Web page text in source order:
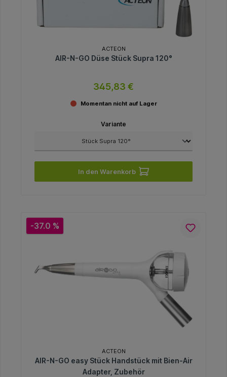
ACTEON
AIR-N-GO Düse Stück Supra 120°
345,83 €
Momentan nicht auf Lager
Variante
In den Warenkorb
-37.0 %
ACTEON
AIR-N-GO easy Stück Handstück mit Bien-Air
Adapter, Zubehör